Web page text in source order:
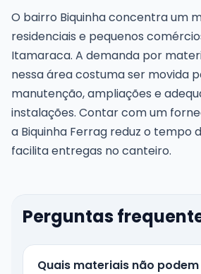
O bairro Biquinha concentra um
residenciais e pequenos
Itamaraca. A demanda por
nessa área costuma ser movida
manutenção, ampliações e
instalações. Contar com um
a Biquinha Ferrag reduz o tempo
facilita entregas no canteiro.
Perguntas
Quais materiais não